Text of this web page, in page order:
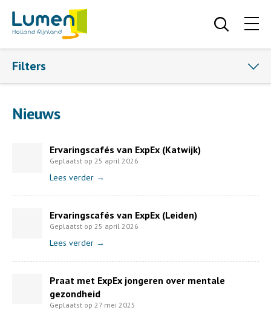
Nieuws
Ervaringscafés van ExpEx (Katwijk)
Geplaatst op 25 april 2026
Lees verder →
Ervaringscafés van ExpEx (Leiden)
Geplaatst op 25 april 2026
Lees verder →
Praat met ExpEx jongeren over mentale
gezondheid
Geplaatst op 27 mei 2025
Filters